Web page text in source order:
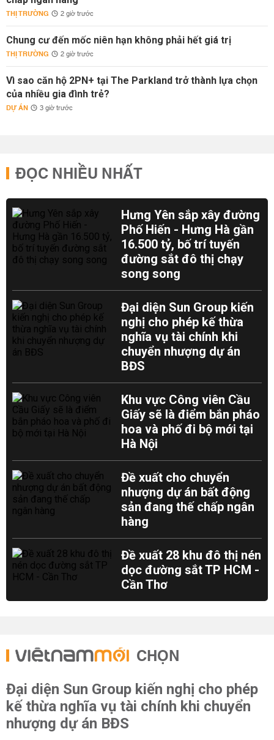
THỊ TRƯỜNG 2 giờ trước
Chung cư đến mốc niên hạn không phải hết giá trị
THỊ TRƯỜNG 2 giờ trước
Vì sao căn hộ 2PN+ tại The Parkland trở thành lựa chọn
của nhiều gia đình trẻ?
DỰ ÁN 3 giờ trước
ĐỌC NHIỀU NHẤT
Hưng Yên sắp xây đường
Phố Hiến - Hưng Hà gần
16.500 tỷ, bố trí tuyến
đường sắt đô thị chạy
song song
Đại diện Sun Group kiến
nghị cho phép kế thừa
nghĩa vụ tài chính khi
chuyển nhượng dự án
BĐS
Khu vực Công viên Cầu
Giấy sẽ là điểm bắn pháo
hoa và phố đi bộ mới tại
Hà Nội
Đề xuất cho chuyển
nhượng dự án bất động
sản đang thế chấp ngân
hàng
Đề xuất 28 khu đô thị nén
dọc đường sắt TP HCM -
Cần Thơ
CHỌN
Đại diện Sun Group kiến nghị cho phép
kế thừa nghĩa vụ tài chính khi chuyển
nhượng dự án BĐS